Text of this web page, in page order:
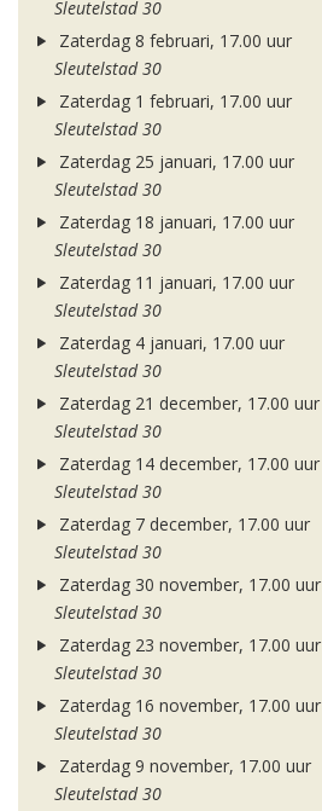
Sleutelstad 30
Zaterdag 8 februari, 17.00 uur
Sleutelstad 30
Zaterdag 1 februari, 17.00 uur
Sleutelstad 30
Zaterdag 25 januari, 17.00 uur
Sleutelstad 30
Zaterdag 18 januari, 17.00 uur
Sleutelstad 30
Zaterdag 11 januari, 17.00 uur
Sleutelstad 30
Zaterdag 4 januari, 17.00 uur
Sleutelstad 30
Zaterdag 21 december, 17.00 uur
Sleutelstad 30
Zaterdag 14 december, 17.00 uur
Sleutelstad 30
Zaterdag 7 december, 17.00 uur
Sleutelstad 30
Zaterdag 30 november, 17.00 uur
Sleutelstad 30
Zaterdag 23 november, 17.00 uur
Sleutelstad 30
Zaterdag 16 november, 17.00 uur
Sleutelstad 30
Zaterdag 9 november, 17.00 uur
Sleutelstad 30